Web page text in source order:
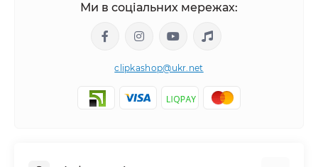
Ми в соціальних мережах:
clipkashop@ukr.net